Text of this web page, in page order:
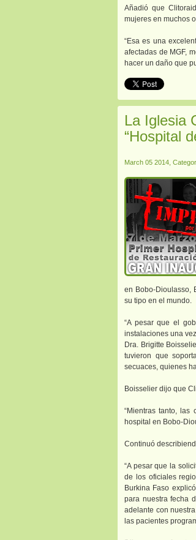
Añadió que
mujeres en muchos
“Esa es una
afectadas de MGF,
hacer un daño que
La Iglesia
“Hospital
March 05 2014,
en Bobo-Dioulasso,
su tipo en el mundo.
“A pesar que el
instalaciones una
Dra. Brigitte
tuvieron que
secuaces, quienes
Boisselier dijo que
“Mientras tanto, las
hospital en Bobo-
Continuó
“A pesar que la
de los oficiales
Burkina Faso
para nuestra fecha
adelante con
las pacientes